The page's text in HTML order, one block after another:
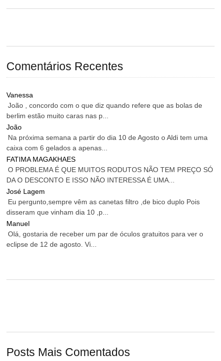
Comentários Recentes
Vanessa
João , concordo com o que diz quando refere que as bolas de
berlim estão muito caras nas p...
João
Na próxima semana a partir do dia 10 de Agosto o Aldi tem uma
caixa com 6 gelados a apenas...
FATIMA MAGAKHAES
O PROBLEMA É QUE MUITOS RODUTOS NÃO TEM PREÇO SÓ
DA O DESCONTO E ISSO NÃO INTERESSA É UMA...
José Lagem
Eu pergunto,sempre vêm as canetas filtro ,de bico duplo Pois
disseram que vinham dia 10 ,p...
Manuel
Olá, gostaria de receber um par de óculos gratuitos para ver o
eclipse de 12 de agosto. Vi...
Posts Mais Comentados